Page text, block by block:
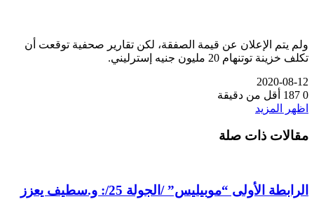
ولم يتم الإعلان عن قيمة الصفقة، لكن تقارير صحفية توقعت أن
تكلف خزينة توتنهام 20 مليون جنيه إسترليني.
2020-08-12
0
أقل من دقيقة
اظهر المزيد
مقالات ذات صلة
الرابطة الأولى “موبيليس” /الجولة 25/: و.سطيف يعزز